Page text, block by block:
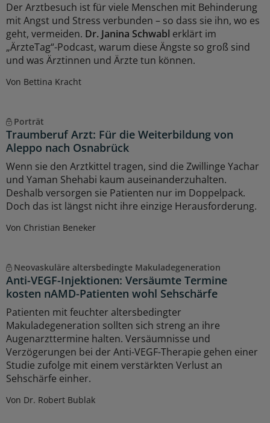
Der Arztbesuch ist für viele Menschen mit Behinderung
mit Angst und Stress verbunden – so dass sie ihn, wo es
geht, vermeiden. Dr. Janina Schwabl erklärt im
„ÄrzteTag“-Podcast, warum diese Ängste so groß sind
und was Ärztinnen und Ärzte tun können.
Von Bettina Kracht
Porträt
Traumberuf Arzt: Für die Weiterbildung von
Aleppo nach Osnabrück
Wenn sie den Arztkittel tragen, sind die Zwillinge Yachar
und Yaman Shehabi kaum auseinanderzuhalten.
Deshalb versorgen sie Patienten nur im Doppelpack.
Doch das ist längst nicht ihre einzige Herausforderung.
Von Christian Beneker
Neovaskuläre altersbedingte Makuladegeneration
Anti-VEGF-Injektionen: Versäumte Termine
kosten nAMD-Patienten wohl Sehschärfe
Patienten mit feuchter altersbedingter
Makuladegeneration sollten sich streng an ihre
Augenarzttermine halten. Versäumnisse und
Verzögerungen bei der Anti-VEGF-Therapie gehen einer
Studie zufolge mit einem verstärkten Verlust an
Sehschärfe einher.
Von Dr. Robert Bublak